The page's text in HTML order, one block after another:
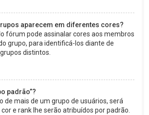
aparecem em diferentes cores?
fórum pode assinalar cores aos membros
grupo, para identificá-los diante de
distintos.
padrão”?
de mais de um grupo de usuários, será
e rank lhe serão atribuídos por padrão.